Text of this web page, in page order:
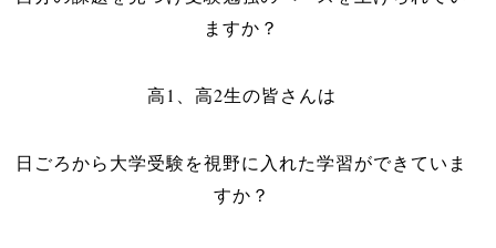
ますか？
高1、高2生の皆さんは
日ごろから大学受験を視野に入れた学習ができていま
すか？